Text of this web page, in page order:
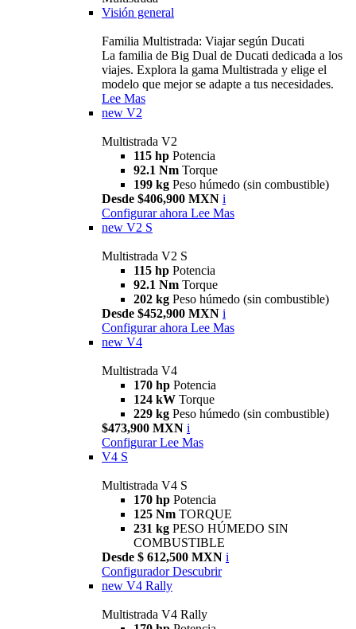
Visión general
Familia Multistrada: Viajar según Ducati
La familia de Big Dual de Ducati dedicada a los
viajes. Explora la gama Multistrada y elige el
modelo que mejor se adapte a tus necesidades.
Lee Mas
new V2
Multistrada V2
115 hp Potencia
92.1 Nm Torque
199 kg Peso húmedo (sin combustible)
Desde $406,900 MXN i
Configurar ahora Lee Mas
new V2 S
Multistrada V2 S
115 hp Potencia
92.1 Nm Torque
202 kg Peso húmedo (sin combustible)
Desde $452,900 MXN i
Configurar ahora Lee Mas
new V4
Multistrada V4
170 hp Potencia
124 kW Torque
229 kg Peso húmedo (sin combustible)
$473,900 MXN i
Configurar Lee Mas
V4 S
Multistrada V4 S
170 hp Potencia
125 Nm TORQUE
231 kg PESO HÚMEDO SIN
COMBUSTIBLE
Desde $ 612,500 MXN i
Configurador Descubrir
new V4 Rally
Multistrada V4 Rally